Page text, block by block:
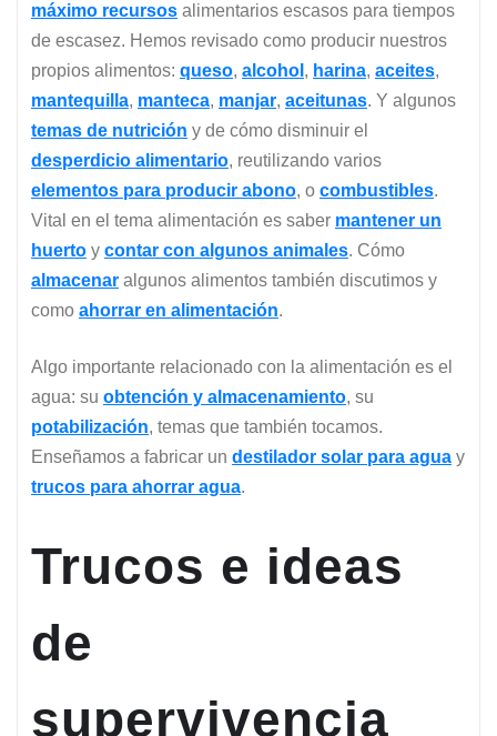
máximo recursos alimentarios escasos para tiempos
de escasez. Hemos revisado como producir nuestros
propios alimentos: queso, alcohol , harina, aceites,
mantequilla, manteca, manjar, aceitunas. Y algunos
temas de nutrición y de cómo disminuir el
desperdicio alimentario, reutilizando varios
elementos para producir abono, o combustibles.
Vital en el tema alimentación es saber mantener un
huerto y contar con algunos animales. Cómo
almacenar algunos alimentos también discutimos y
como ahorrar en alimentación.
Algo importante relacionado con la alimentación es el
agua: su obtención y almacenamiento, su
potabilización, temas que también tocamos.
Enseñamos a fabricar un destilador solar para agua y
trucos para ahorrar agua.
Trucos e ideas
de
supervivencia